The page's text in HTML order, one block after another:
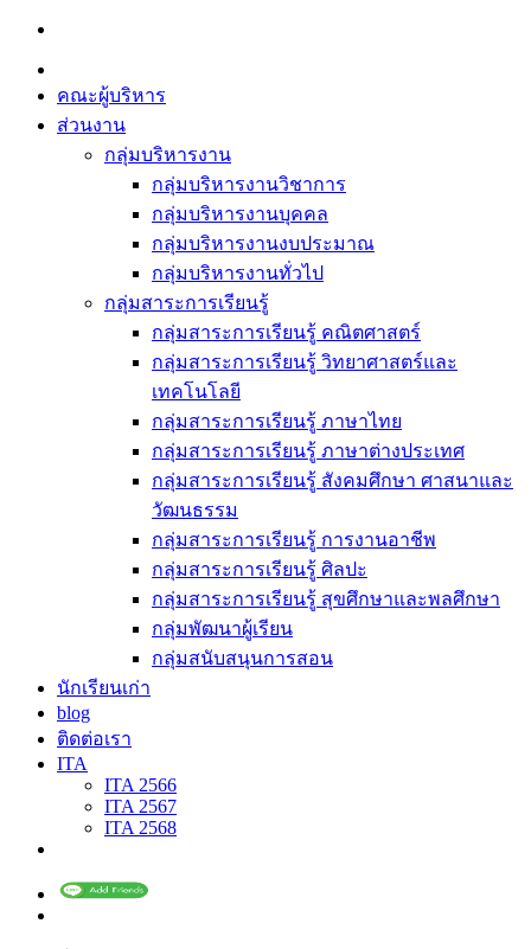
Skip
content
คณะผู้บริหาร
ส่วนงาน
กลุ่มบริหารงาน
กลุ่มบริหารงานวิชาการ
กลุ่มบริหารงานบุคคล
กลุ่มบริหารงานงบประมาณ
กลุ่มบริหารงานทั่วไป
กลุ่มสาระการเรียนรู้
กลุ่มสาระการเรียนรู้ คณิตศาสตร์
กลุ่มสาระการเรียนรู้ วิทยาศาสตร์และ
เทคโนโลยี
กลุ่มสาระการเรียนรู้ ภาษาไทย
กลุ่มสาระการเรียนรู้ ภาษาต่างประเทศ
กลุ่มสาระการเรียนรู้ สังคมศึกษา ศาสนาและ
วัฒนธรรม
กลุ่มสาระการเรียนรู้ การงานอาชีพ
กลุ่มสาระการเรียนรู้ ศิลปะ
กลุ่มสาระการเรียนรู้ สุขศึกษาและพลศึกษา
กลุ่มพัฒนาผู้เรียน
กลุ่มสนับสนุนการสอน
นักเรียนเก่า
blog
ติดต่อเรา
ITA
ITA 2566
ITA 2567
ITA 2568